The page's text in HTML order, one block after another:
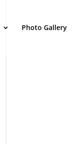
Photo Gallery